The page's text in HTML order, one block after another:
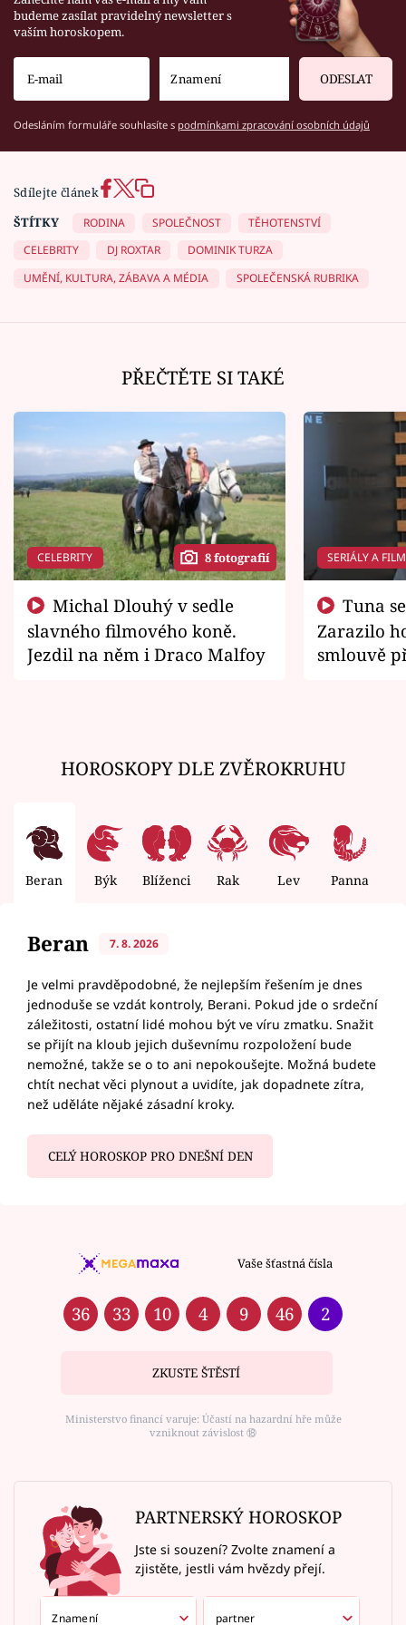
budeme zasílat pravidelný newsletter s
vaším horoskopem.
ODESLAT
Odesláním formuláře souhlasíte s podmínkami zpracování osobních údajů
Sdílejte článek
ŠTÍTKY
RODINA SPOLEČNOST
TĚHOTENSTVÍ
CELEBRITY
DJ ROXTAR
DOMINIK TURZA
UMĚNÍ, KULTURA, ZÁBAVA A MÉDIA
SPOLEČENSKÁ RUBRIKA
PŘEČTĚTE SI TAKÉ
CELEBRITY 8 fotografií
slavného filmového koně.
Jezdil na něm i Draco Malfoy
SERIÁLY A
Zarazilo
smlouvě
HOROSKOPY DLE ZVĚROKRUHU
Beran Býk Blíženci Rak Lev Panna
Beran 7. 8. 2026
Je velmi pravděpodobné, že nejlepším řešením je dnes
jednoduše se vzdát kontroly, Berani. Pokud jde o srdeční
záležitosti, ostatní lidé mohou být ve víru zmatku. Snažit
se přijít na kloub jejich duševnímu rozpoložení bude
nemožné, takže se o to ani nepokoušejte. Možná budete
chtít nechat věci plynout a uvidíte, jak dopadnete zítra,
než uděláte nějaké zásadní kroky.
CELÝ HOROSKOP PRO DNEŠNÍ DEN
Vaše šťastná čísla
36 33 10 4 9 46 2
ZKUSTE ŠTĚSTÍ
Ministerstvo financí varuje: Účastí na hazardní hře může
vzniknout závislost ⑱
PARTNERSKÝ HOROSKOP
Jste si souzení? Zvolte znamení a
zjistěte, jestli vám hvězdy přejí.